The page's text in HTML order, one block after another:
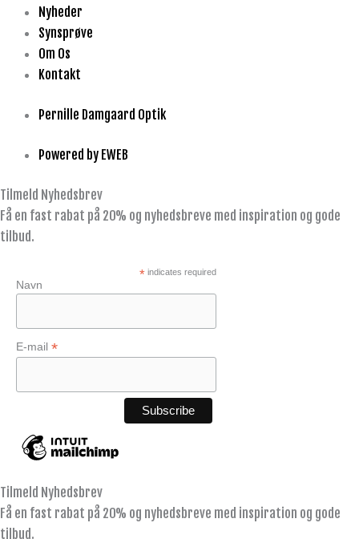
Nyheder
Synsprøve
Om Os
Kontakt
Pernille Damgaard Optik
Powered by EWEB
Tilmeld Nyhedsbrev
Få en fast rabat på 20% og nyhedsbreve med inspiration og gode
tilbud.
*indicates required
Navn
E-mail *
Tilmeld Nyhedsbrev
Få en fast rabat på 20% og nyhedsbreve med inspiration og gode
tilbud.